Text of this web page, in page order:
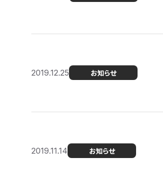
2019.12.25 お知らせ
2019.11.14 お知らせ